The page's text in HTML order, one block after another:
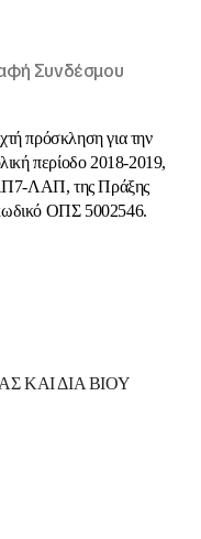
Συνδέσμου
πρόσκληση για την
περίοδο 2018-2019,
ΛΑΠ, της Πράξης
ΟΠΣ 5002546.
ΚΑΙ ΔΙΑ ΒΙΟΥ